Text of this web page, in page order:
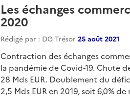
Les échanges
2020
Rédigé par : DG Trésor 25 août 2021
Contraction des échanges
la pandémie de Covid-19. Chute
28 Mds EUR. Doublement du
2,5 Mds EUR en 2019, soit 6,0%